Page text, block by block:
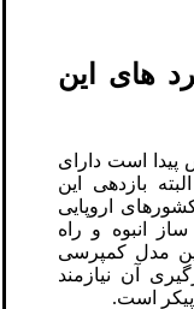
های این
است دارای
بازدهی این
اروپایی
انبوه و راه
مدل کمپرسی
آن نیازمند
پیکر است.